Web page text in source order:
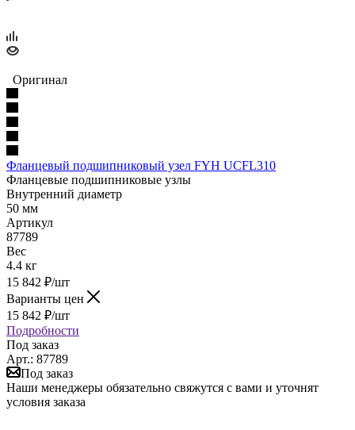
Оригинал
Фланцевый подшипниковый узел FYH UCFL310
Фланцевые подшипниковые узлы
Внутренний диаметр
50 мм
Артикул
87789
Вес
4.4 кг
15 842 ₽/шт
Варианты цен
15 842 ₽/шт
Подробности
Под заказ
Арт.: 87789
Под заказ
Наши менеджеры обязательно свяжутся с вами и уточнят
условия заказа